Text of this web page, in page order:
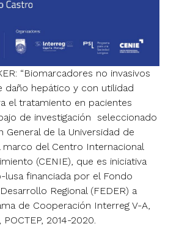
“Biomarcadores no invasivos
daño hepático y con utilidad
el tratamiento en pacientes
de investigación seleccionado
de la Universidad de
marco del Centro Internacional
(CENIE), que es iniciativa
lusa financiada por el Fondo
Regional (FEDER) a
de Cooperación Interreg V-A,
2014-2020.